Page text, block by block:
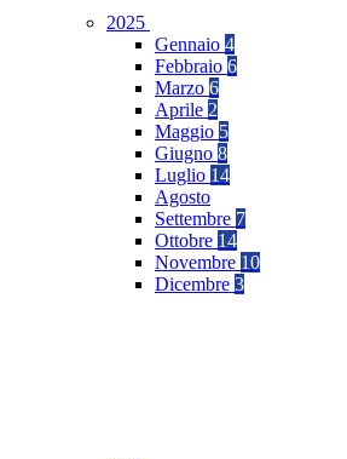
2025
Gennaio 4
Febbraio 6
Marzo 6
Aprile 2
Maggio 5
Giugno 8
Luglio 14
Agosto
Settembre 7
Ottobre 14
Novembre 10
Dicembre 3